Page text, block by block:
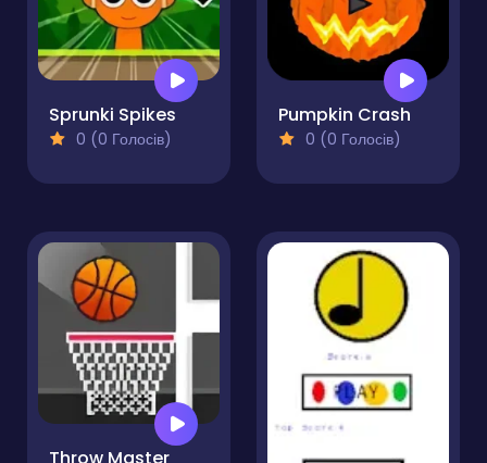
Sprunki Spikes
0 (0 Голосів)
Pumpkin Crash
0 (0 Голосів)